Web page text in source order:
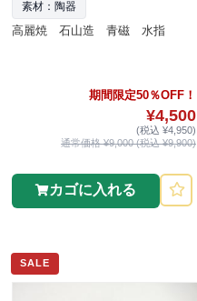
素材：陶器
高麗焼 石山造 青磁 水指
期間限定50％OFF！
¥4,500
(税込 ¥4,950)
通常価格 ¥9,000 (税込 ¥9,900)
カゴに入れる
SALE